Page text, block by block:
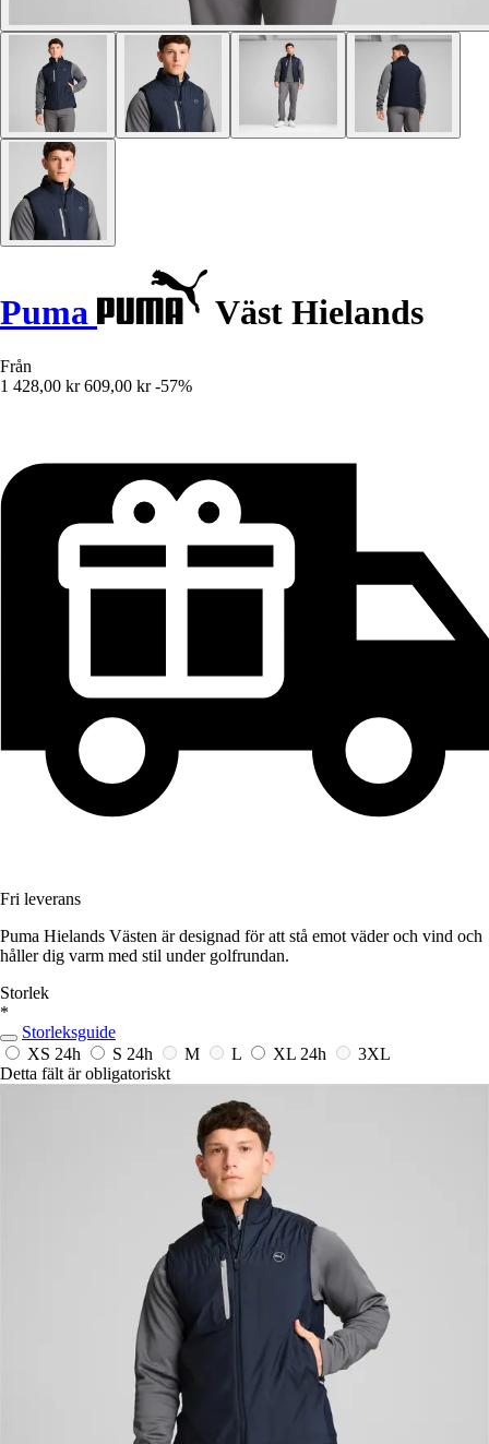
Puma Väst Hielands
Från
1 428,00 kr 609,00 kr -57%
Fri leverans
Puma Hielands Västen är designad för att stå emot väder och vind och
håller dig varm med stil under golfrundan.
Storlek
*
Storleksguide
XS 24h S 24h M L XL 24h
3XL
Detta fält är obligatoriskt